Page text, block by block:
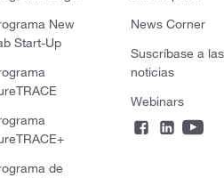
New
Start-Up
de
News Corner
Suscríbase a las
noticias
Webinars